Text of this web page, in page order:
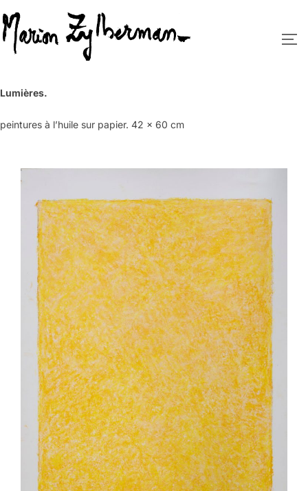
Aller
au
contenu
Lumières.
peintures à l’huile sur papier. 42 x 60 cm